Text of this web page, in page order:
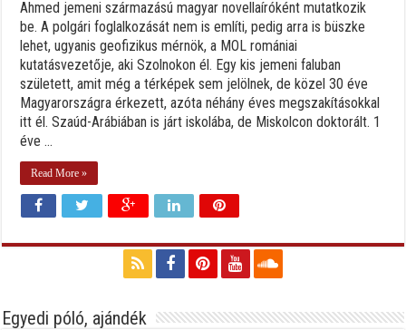
Ahmed jemeni származású magyar novellaíróként mutatkozik
be. A polgári foglalkozását nem is említi, pedig arra is büszke
lehet, ugyanis geofizikus mérnök, a MOL romániai
kutatásvezetője, aki Szolnokon él. Egy kis jemeni faluban
született, amit még a térképek sem jelölnek, de közel 30 éve
Magyarországra érkezett, azóta néhány éves megszakításokkal
itt él. Szaúd-Arábiában is járt iskolába, de Miskolcon doktorált. 1
éve ...
Read More »
Egyedi póló, ajándék